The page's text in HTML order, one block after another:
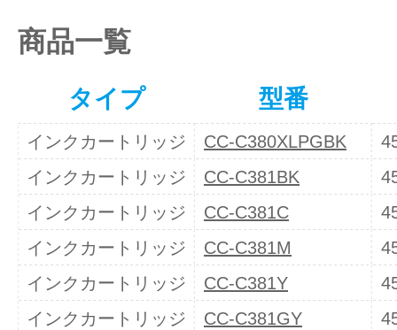
商品一覧
タイプ 型番
インクカートリッジ CC-C380XLPGBK
インクカートリッジ
CC-C381BK
インクカートリッジ
CC-C381C
インクカートリッジ
CC-C381M
インクカートリッジ
CC-C381Y
インクカートリッジ
CC-C381GY